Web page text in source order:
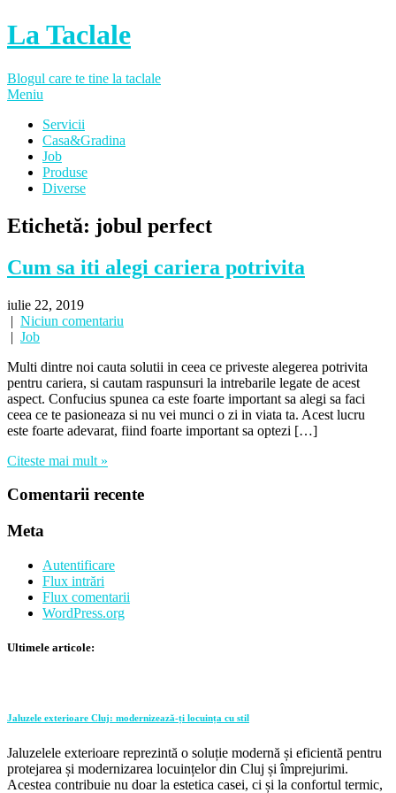
La Taclale
Blogul care te tine la taclale
Meniu
Servicii
Casa&Gradina
Job
Produse
Diverse
Etichetă: jobul perfect
Cum sa iti alegi cariera potrivita
iulie 22, 2019
| Niciun comentariu
| Job
Multi dintre noi cauta solutii in ceea ce priveste alegerea potrivita
pentru cariera, si cautam raspunsuri la intrebarile legate de acest
aspect. Confucius spunea ca este foarte important sa alegi sa faci
ceea ce te pasioneaza si nu vei munci o zi in viata ta. Acest lucru
este foarte adevarat, fiind foarte important sa optezi […]
Citeste mai mult »
Comentarii recente
Meta
Autentificare
Flux intrări
Flux comentarii
WordPress.org
Ultimele articole:
Jaluzele exterioare Cluj: modernizează-ți locuința cu stil
Jaluzelele exterioare reprezintă o soluție modernă și eficientă pentru
protejarea și modernizarea locuințelor din Cluj și împrejurimi.
Acestea contribuie nu doar la estetica casei, ci și la confortul termic,